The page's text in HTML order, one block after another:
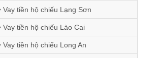
Vay tiền hộ chiếu Lạng Sơn
Vay tiền hộ chiếu Lào Cai
Vay tiền hộ chiếu Long An